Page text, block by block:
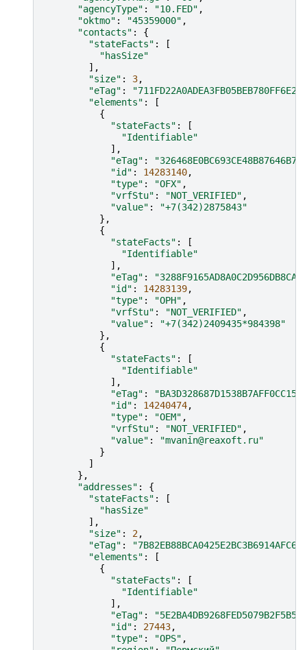
"agencyType" : "10.FED" ,
"oktmo" : "45359000" ,
"contacts" :
{
"stateFacts" :
[
"hasSize"
],
"size" : 3,
"eTag" :
"elements" :
[
{
"stateFacts" :
[
"Identifiable"
],
"eTag" :
"id" : 14283140,
"type" : "OFX" ,
"vrfStu" : "NOT_VERIFIED" ,
"value" :
"+7(342)2875843"
},
{
"stateFacts" :
[
"Identifiable"
],
"eTag" :
"id" : 14283139,
"type" : "OPH" ,
"vrfStu" : "NOT_VERIFIED" ,
"value" :
"+7(342)2409435*984398"
},
{
"stateFacts" :
[
"Identifiable"
],
"eTag" :
"id" : 14240474,
"type" : "OEM" ,
"vrfStu" : "NOT_VERIFIED" ,
"value" :
"mvanin@reaxoft.ru"
}
]
},
"addresses" :
{
"stateFacts" :
[
"hasSize"
],
"size" : 2,
"eTag" :
"elements" :
[
{
"stateFacts" :
[
"Identifiable"
],
"eTag" :
"id" : 27443,
"type" : "OPS" ,